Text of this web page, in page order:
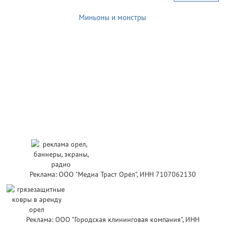
Миньоны и монстры
Реклама: ООО "Медиа Траст Орёл", ИНН 7107062130
Реклама: ООО "Городская клининговая компания", ИНН